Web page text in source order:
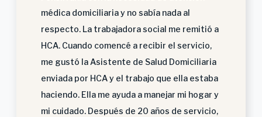
médica domiciliaria y no sabía nada al
respecto. La trabajadora social me remitió a
HCA. Cuando comencé a recibir el servicio,
me gustó la Asistente de Salud Domiciliaria
enviada por HCA y el trabajo que ella estaba
haciendo. Ella me ayuda a manejar mi hogar y
mi cuidado. Después de 20 años de servicio,